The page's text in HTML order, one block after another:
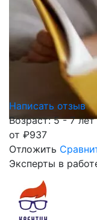
Написать отзыв
Возраст: 5 - 7 лет
от ₽937
Отложить
Эксперты в